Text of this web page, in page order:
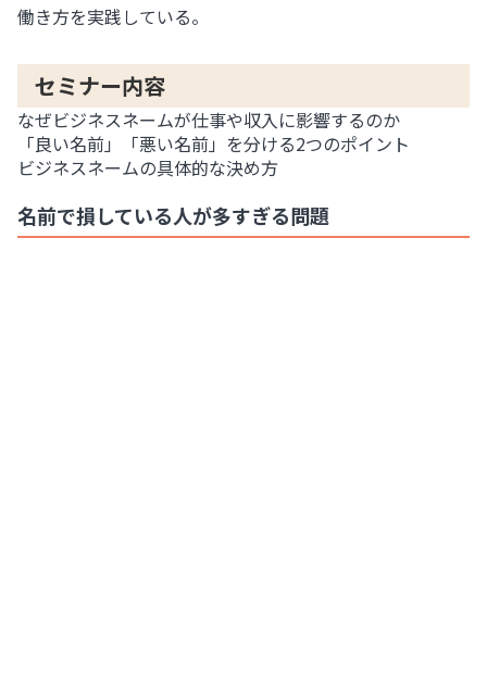
働き方を実践している。
セミナー内容
なぜビジネスネームが仕事や収入に影響するのか
「良い名前」「悪い名前」を分ける2つのポイント
ビジネスネームの具体的な決め方
名前で損している人が多すぎる問題